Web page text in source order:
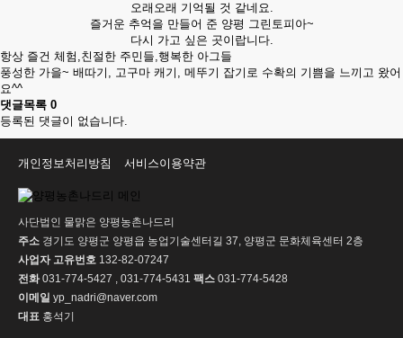
오래오래 기억될 것 같네요.
즐거운 추억을 만들어 준 양평 그린토피아~
다시 가고 싶은 곳이랍니다.
항상 즐건 체험,친절한 주민들,행복한 아그들
풍성한 가을~ 배따기, 고구마 캐기, 메뚜기 잡기로 수확의 기쁨을 느끼고 왔어
요^^
댓글목록 0
등록된 댓글이 없습니다.
개인정보처리방침 서비스이용약관
사단법인 물맑은 양평농촌나드리
주소 경기도 양평군 양평읍 농업기술센터길 37, 양평군 문화체육센터 2층
사업자 고유번호 132-82-07247
전화031-774-5427 , 031-774-5431 팩스 031-774-5428
이메일 yp_nadri@naver.com
대표 홍석기